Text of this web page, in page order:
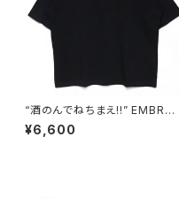
“酒のんでねちまえ!!” EMBROI
DERED TEE OVER SIZE bla
ck
¥6,600